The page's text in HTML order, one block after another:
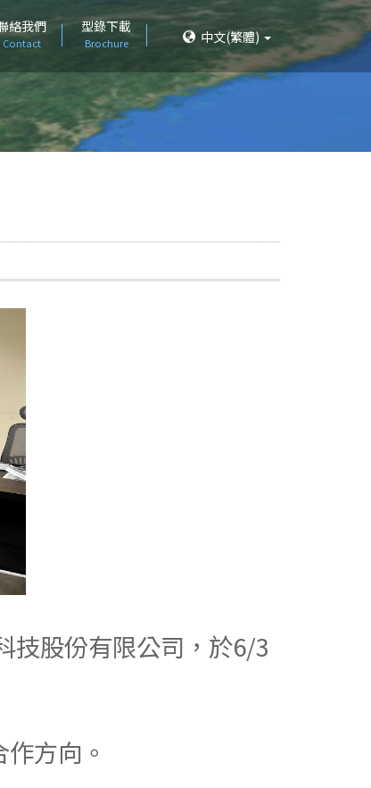
絡我們
Contact
型錄下載
Brochure 中文(繁體)
技股份有限公司，於6/3
方向。